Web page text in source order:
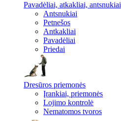
Pavadėliai, atkakliai, antsnukiai
Antsnukiai
Petnešos
Antkakliai
Pavadėliai
Priedai
Dresūros priemonės
Įrankiai, priemonės
Lojimo kontrolė
Nematomos tvoros